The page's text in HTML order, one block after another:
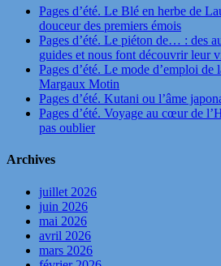
Pages d’été. Le Blé en herbe de
douceur des premiers émois
Pages d’été. Le piéton de… : des
guides et nous font découvrir leur
Pages d’été. Le mode d’emploi de
Margaux Motin
Pages d’été. Kutani ou l’âme
Pages d’été. Voyage au cœur de
pas oublier
Archives
juillet 2026
juin 2026
mai 2026
avril 2026
mars 2026